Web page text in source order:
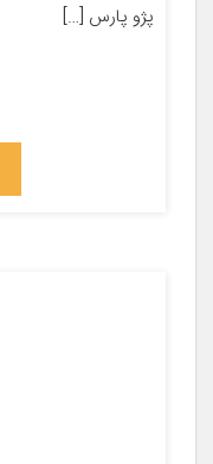
پژو پارس […]